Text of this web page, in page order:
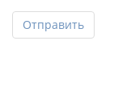
Отправить